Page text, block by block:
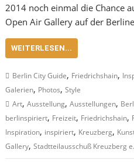
2014 noch einmal die Chance
Open Air Gallery auf der
WEITERLESEN...
Berlin City Guide, Friedrichshain,
Galerien, Photos,Style
Art,Ausstellung,Ausstellungen,
berlinspiriert, Freizeit, Friedrichshain,
Inspiration, inspiriert, Kreuzberg,
Gallery,Stadtteilausschuß Kreuzberg